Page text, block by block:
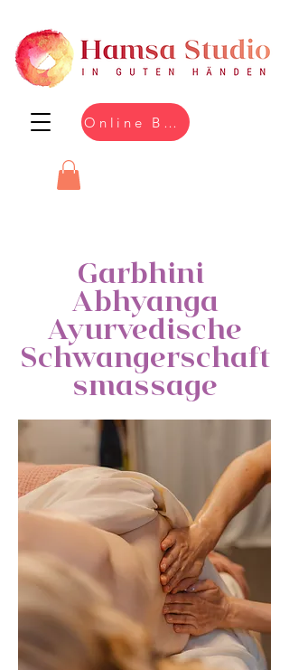
Online Buchen
Garbhini
Abhyanga
Ayurvedische
Schwangerschaft
smassage